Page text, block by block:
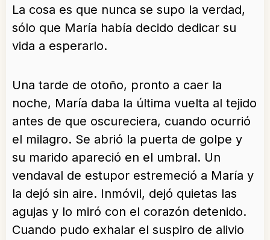
La cosa es que nunca se supo la verdad,
sólo que María había decido dedicar su
vida a esperarlo.
Una tarde de otoño, pronto a caer la
noche, María daba la última vuelta al tejido
antes de que oscureciera, cuando ocurrió
el milagro. Se abrió la puerta de golpe y
su marido apareció en el umbral. Un
vendaval de estupor estremeció a María y
la dejó sin aire. Inmóvil, dejó quietas las
agujas y lo miró con el corazón detenido.
Cuando pudo exhalar el suspiro de alivio